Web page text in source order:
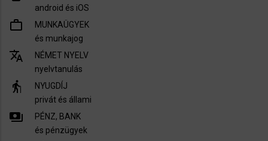
android és iOS
work_outline
MUNKAÜGYEK
és munkajog
translate
NÉMET NYELV
nyelvtanulás
elderly
NYUGDÍJ
privát és állami
payments
PÉNZ, BANK
és pénzügyek